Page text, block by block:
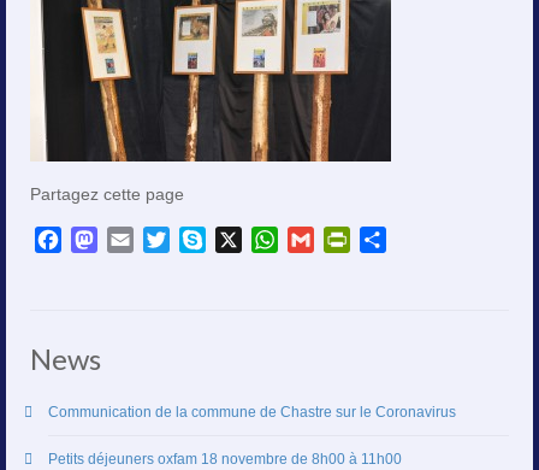
Partagez cette page
FacebookMastodon
EmailTwitterSkype WhatsApp
Gmail PrintFriendly
News
Communication de la commune de Chastre sur le Coronavirus
Petits déjeuners oxfam 18 novembre de 8h00 à 11h00